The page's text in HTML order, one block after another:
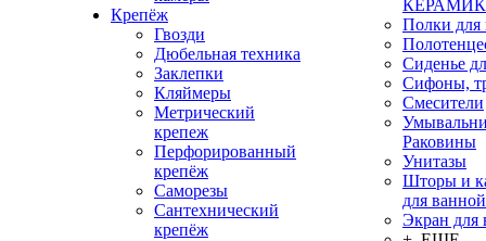
Крепёж
Гвозди
Дюбельная техника
Заклепки
Кляймеры
Метрический
крепеж
Перфорированный
крепёж
Саморезы
Сантехнический
крепёж
Полки для
Сиденье
Сифоны,
Смесители
Раковины
Унитазы
Шторы и
для ванной
Экран для